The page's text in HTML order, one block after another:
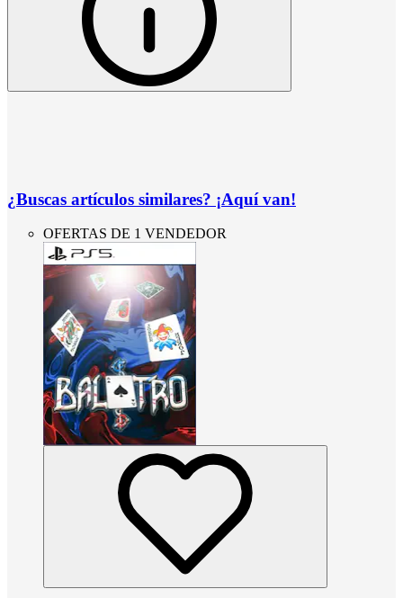
¿Buscas artículos similares? ¡Aquí van!
OFERTAS DE 1 VENDEDOR